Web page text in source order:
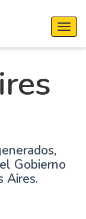
Gobierno
Aires.